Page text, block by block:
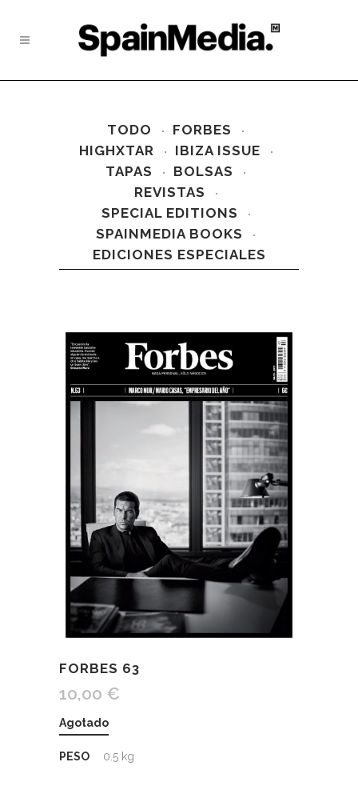
TODO
FORBES
HIGHXTAR
IBIZA ISSUE
TAPAS
BOLSAS
REVISTAS
SPECIAL EDITIONS
SPAINMEDIA BOOKS
EDICIONES ESPECIALES
FORBES 63
10,00 €
Agotado
PESO 0.5 kg